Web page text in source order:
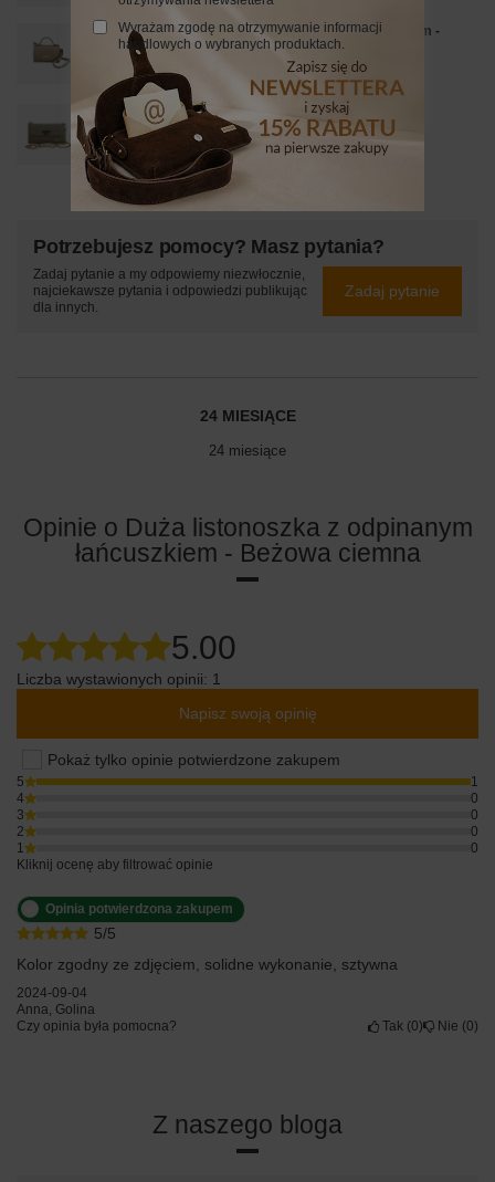
Mała skórzana torebka damska z ozdobnym zapięciem -
Beżowa
95,00 zł / szt.
Elegancka torebka wieczorowa Barberinis - Beżowa
149,99 zł szt.
Potrzebujesz pomocy? Masz pytania?
Zadaj pytanie a my odpowiemy niezwłocznie,
najciekawsze pytania i odpowiedzi publikując
dla innych.
Zadaj pytanie
24 MIESIĄCE
24 miesiące
Opinie o Duża listonoszka z odpinanym
łańcuszkiem - Beżowa ciemna
5.00
Liczba wystawionych opinii: 1
Napisz swoją opinię
Pokaż tylko opinie potwierdzone zakupem
5
1
4
0
3
0
2
0
1
0
Kliknij ocenę aby filtrować opinie
5/5
Opinia potwierdzona zakupem
Kolor zgodny ze zdjęciem, solidne wykonanie, sztywna
2024-09-04
Anna, Golina
Czy opinia była pomocna?
Tak 0 Nie 0
Z naszego bloga
Wyrażam zgodę na otrzymywanie informacji
handlowych o wybranych produktach.